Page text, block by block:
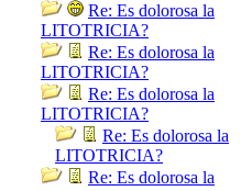
Re: Es dolorosa la
LITOTRICIA?
Re: Es dolorosa la
LITOTRICIA?
Re: Es dolorosa la
LITOTRICIA?
Re: Es dolorosa la
LITOTRICIA?
Re: Es dolorosa la